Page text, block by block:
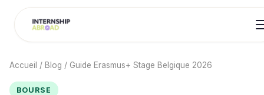
Accueil / Blog / Guide Erasmus+ Stage Belgique 2026
BOURSE